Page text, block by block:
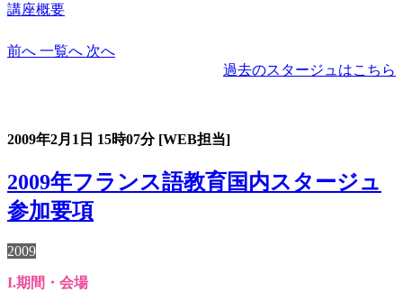
講座概要
前へ 一覧へ 次へ
過去のスタージュはこちら
2009年2月1日 15時07分 [WEB担当]
2009年フランス語教育国内スタージュ
参加要項
2009
I.期間・会場